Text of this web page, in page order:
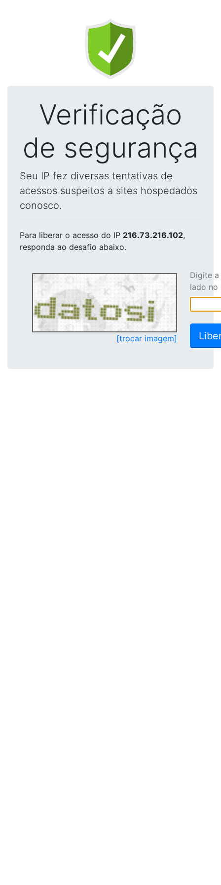
Verificação
de segurança
Seu IP fez diversas tentativas de
acessos suspeitos a sites hospedados
conosco.
Para liberar o acesso do IP 216.73.216.102,
responda ao desafio abaixo.
[trocar imagem]
Digite
lado no